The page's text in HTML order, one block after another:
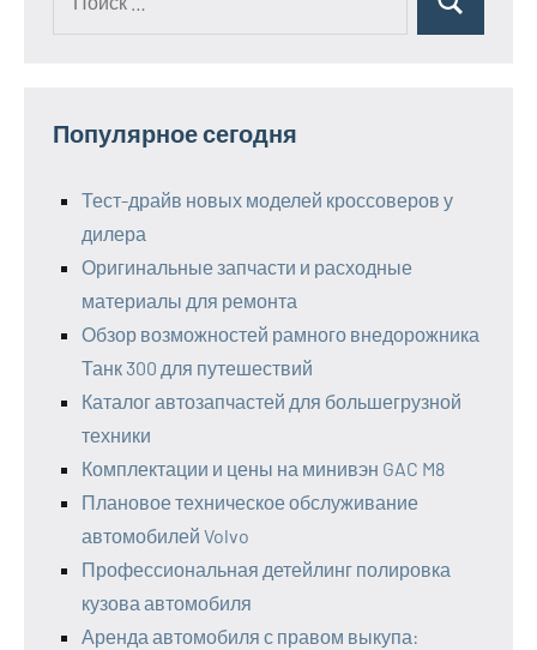
Поиск
Популярное сегодня
Тест-драйв новых моделей кроссоверов у
дилера
Оригинальные запчасти и расходные
материалы для ремонта
Обзор возможностей рамного внедорожника
Танк 300 для путешествий
Каталог автозапчастей для большегрузной
техники
Комплектации и цены на минивэн GAC M8
Плановое техническое обслуживание
автомобилей Volvo
Профессиональная детейлинг полировка
кузова автомобиля
Аренда автомобиля с правом выкупа: